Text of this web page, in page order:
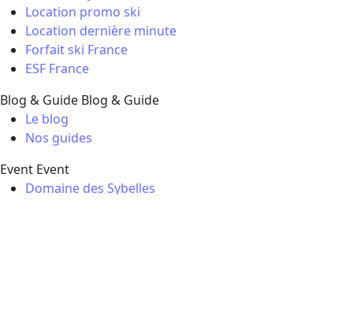
Location promo ski
Location dernière minute
Forfait ski France
ESF France
Blog & Guide Blog & Guide
Le blog
Nos guides
Event Event
Domaine des Sybelles